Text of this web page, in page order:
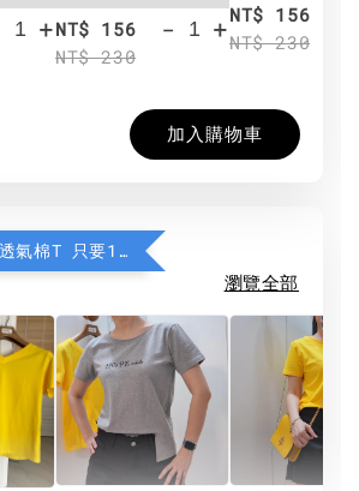
+NT$ 156
NT$ 230
- +NT$ 156
NT$ 230
加入購物車
加購 MIT防曬透氣棉T 只要190元
瀏覽全部